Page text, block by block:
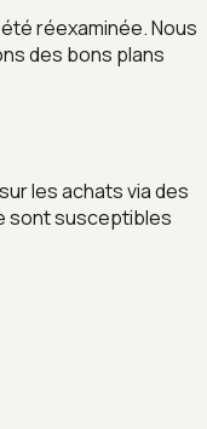
réexaminée. Nous
des bons plans
les achats via des
sont susceptibles